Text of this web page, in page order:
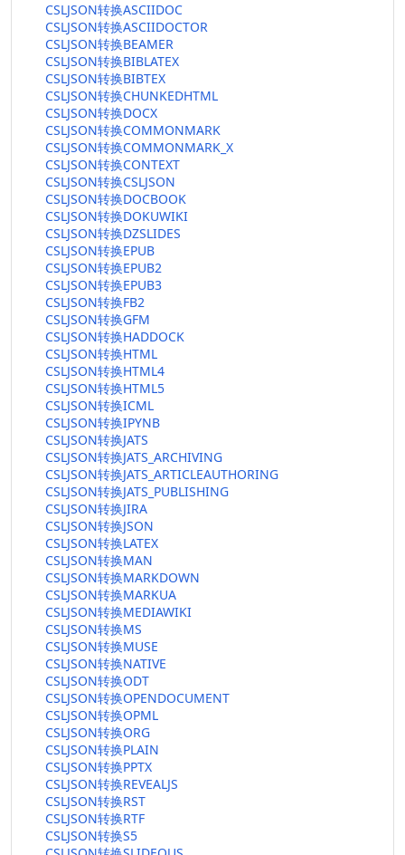
CSLJSON转换ASCIIDOC
CSLJSON转换ASCIIDOCTOR
CSLJSON转换BEAMER
CSLJSON转换BIBLATEX
CSLJSON转换BIBTEX
CSLJSON转换CHUNKEDHTML
CSLJSON转换DOCX
CSLJSON转换COMMONMARK
CSLJSON转换COMMONMARK_X
CSLJSON转换CONTEXT
CSLJSON转换CSLJSON
CSLJSON转换DOCBOOK
CSLJSON转换DOKUWIKI
CSLJSON转换DZSLIDES
CSLJSON转换EPUB
CSLJSON转换EPUB2
CSLJSON转换EPUB3
CSLJSON转换FB2
CSLJSON转换GFM
CSLJSON转换HADDOCK
CSLJSON转换HTML
CSLJSON转换HTML4
CSLJSON转换HTML5
CSLJSON转换ICML
CSLJSON转换IPYNB
CSLJSON转换JATS
CSLJSON转换JATS_ARCHIVING
CSLJSON转换JATS_ARTICLEAUTHORING
CSLJSON转换JATS_PUBLISHING
CSLJSON转换JIRA
CSLJSON转换JSON
CSLJSON转换LATEX
CSLJSON转换MAN
CSLJSON转换MARKDOWN
CSLJSON转换MARKUA
CSLJSON转换MEDIAWIKI
CSLJSON转换MS
CSLJSON转换MUSE
CSLJSON转换NATIVE
CSLJSON转换ODT
CSLJSON转换OPENDOCUMENT
CSLJSON转换OPML
CSLJSON转换ORG
CSLJSON转换PLAIN
CSLJSON转换PPTX
CSLJSON转换REVEALJS
CSLJSON转换RST
CSLJSON转换RTF
CSLJSON转换S5